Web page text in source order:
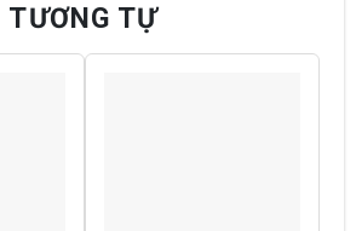
TỰ